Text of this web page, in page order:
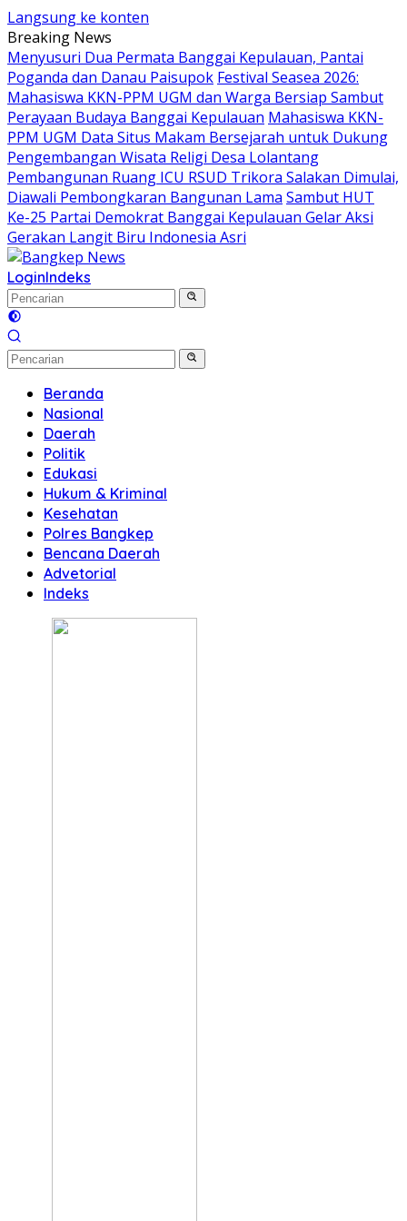
Langsung ke konten
Breaking News
Menyusuri Dua Permata Banggai Kepulauan, Pantai
Poganda dan Danau Paisupok Festival Seasea 2026:
Mahasiswa KKN-PPM UGM dan Warga Bersiap Sambut
Perayaan Budaya Banggai Kepulauan Mahasiswa KKN-
PPM UGM Data Situs Makam Bersejarah untuk Dukung
Pengembangan Wisata Religi Desa Lolantang
Pembangunan Ruang ICU RSUD Trikora Salakan Dimulai,
Diawali Pembongkaran Bangunan Lama Sambut HUT
Ke-25 Partai Demokrat Banggai Kepulauan Gelar Aksi
Gerakan Langit Biru Indonesia Asri
LoginIndeks
Beranda
Nasional
Daerah
Politik
Edukasi
Hukum & Kriminal
Kesehatan
Polres Bangkep
Bencana Daerah
Advetorial
Indeks